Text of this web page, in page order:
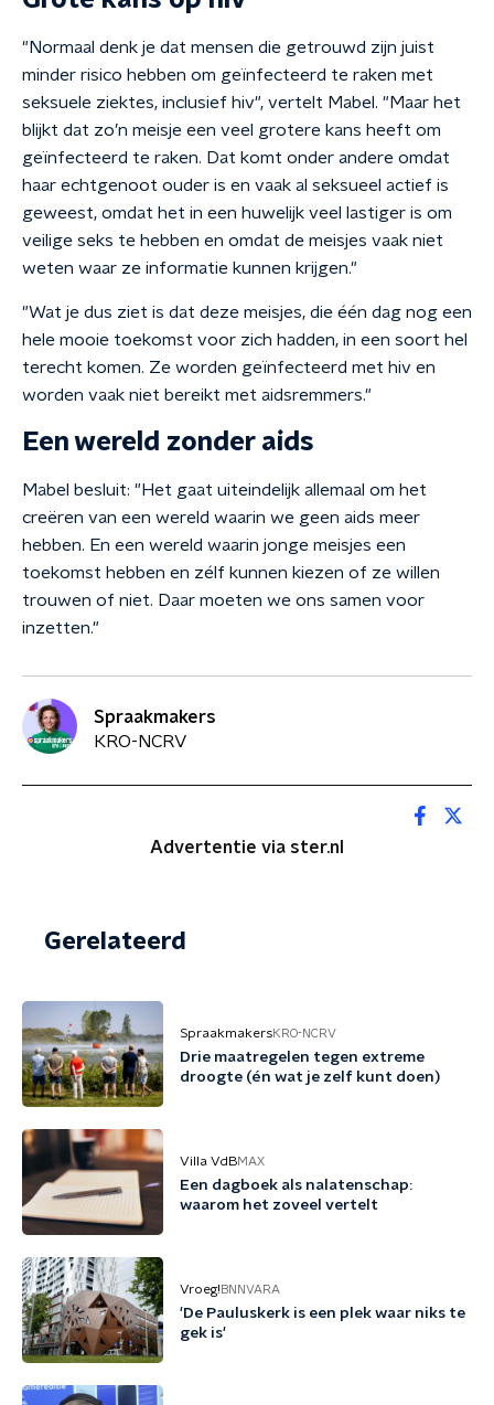
"Normaal denk je dat mensen die getrouwd zijn juist
minder risico hebben om geïnfecteerd te raken met
seksuele ziektes, inclusief hiv", vertelt Mabel. "Maar het
blijkt dat zo’n meisje een veel grotere kans heeft om
geïnfecteerd te raken. Dat komt onder andere omdat
haar echtgenoot ouder is en vaak al seksueel actief is
geweest, omdat het in een huwelijk veel lastiger is om
veilige seks te hebben en omdat de meisjes vaak niet
weten waar ze informatie kunnen krijgen."
"Wat je dus ziet is dat deze meisjes, die één dag nog een
hele mooie toekomst voor zich hadden, in een soort hel
terecht komen. Ze worden geïnfecteerd met hiv en
worden vaak niet bereikt met aidsremmers."
Een wereld zonder aids
Mabel besluit: "Het gaat uiteindelijk allemaal om het
creëren van een wereld waarin we geen aids meer
hebben. En een wereld waarin jonge meisjes een
toekomst hebben en zélf kunnen kiezen of ze willen
trouwen of niet. Daar moeten we ons samen voor
inzetten."
Spraakmakers
KRO-NCRV
Advertentie via ster.nl
Gerelateerd
SpraakmakersKRO-NCRV
Drie maatregelen tegen extreme
droogte (én wat je zelf kunt doen)
Villa VdBMAX
Een dagboek als nalatenschap:
waarom het zoveel vertelt
Vroeg! BNNVARA
'De Pauluskerk is een plek waar niks te
gek is'